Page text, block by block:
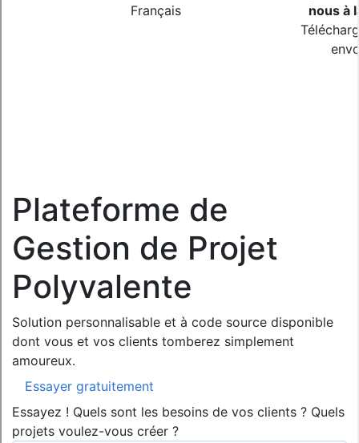
Français
nous à
Plateforme de
Gestion de Projet
Polyvalente
Solution personnalisable et à code source disponible
dont vous et vos clients tomberez simplement
amoureux.
Essayer gratuitement
Essayez ! Quels sont les besoins de vos clients ? Quels
projets voulez-vous créer ?